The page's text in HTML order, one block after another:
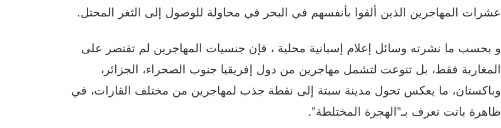
عشرات المهاجرين الذين ألقوا بأنفسهم في البحر في محاولة للوصول إلى الثغر المحتل.
و بحسب ما نشرته وسائل إعلام إسبانية محلية ، فإن جنسيات المهاجرين لم تقتصر على
المغاربة فقط، بل تنوعت لتشمل مهاجرين من دول إفريقيا جنوب الصحراء، الجزائر،
وباكستان، ما يعكس تحول مدينة سبتة إلى نقطة جذب لمهاجرين من مختلف القارات، في
ظاهرة باتت تعرف بـ”الهجرة المختلطة”.